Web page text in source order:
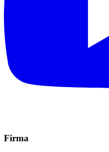
Firma